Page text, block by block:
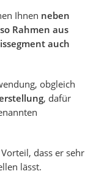
Ihnen neben
Rahmen aus
auch
obgleich
, dafür
dass er sehr
lässt.